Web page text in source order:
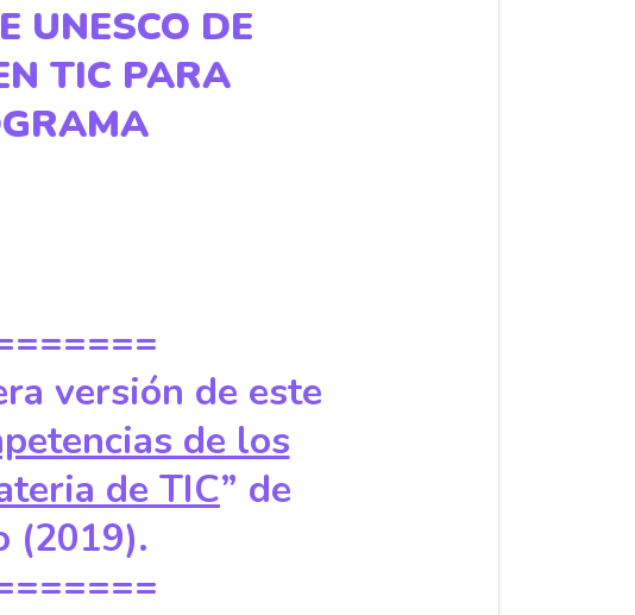
UNESCO DE
TIC PARA
versión de este
de los
de TIC” de
(2019).